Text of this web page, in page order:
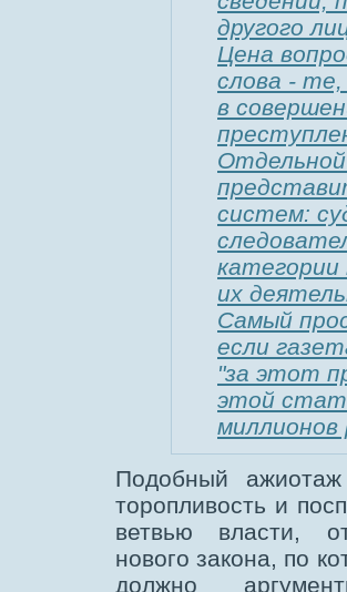
другого
Цена
слова -
в
систем:
категории
их
Самый
если
"за этот
этой
миллионов
Подобный ажиотаж
торопливость и
ветвью власти,
нового закона, по
должно